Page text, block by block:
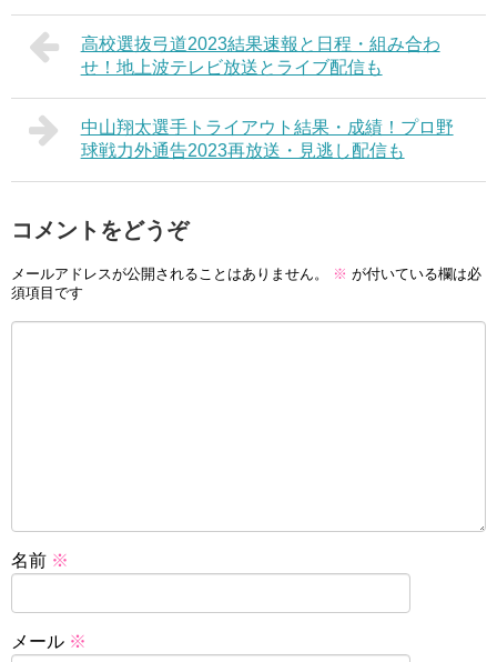
高校選抜弓道2023結果速報と日程・組み合わ
せ！地上波テレビ放送とライブ配信も
中山翔太選手トライアウト結果・成績！プロ野
球戦力外通告2023再放送・見逃し配信も
コメントをどうぞ
メールアドレスが公開されることはありません。 ※ が付いている欄は必
須項目です
名前 ※
メール ※